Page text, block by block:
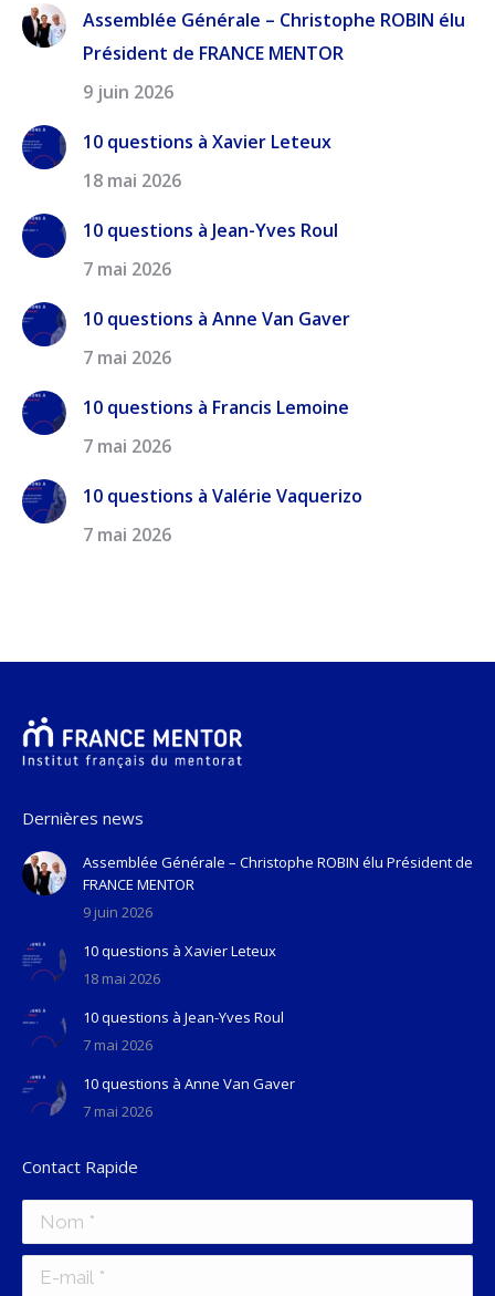
Assemblée Générale – Christophe ROBIN élu
Président de FRANCE MENTOR
9 juin 2026
10 questions à Xavier Leteux
18 mai 2026
10 questions à Jean-Yves Roul
7 mai 2026
10 questions à Anne Van Gaver
7 mai 2026
10 questions à Francis Lemoine
7 mai 2026
10 questions à Valérie Vaquerizo
7 mai 2026
Dernières news
Assemblée Générale – Christophe ROBIN élu Président de
FRANCE MENTOR
9 juin 2026
10 questions à Xavier Leteux
18 mai 2026
10 questions à Jean-Yves Roul
7 mai 2026
10 questions à Anne Van Gaver
7 mai 2026
Contact Rapide
Nom *
E-mail *